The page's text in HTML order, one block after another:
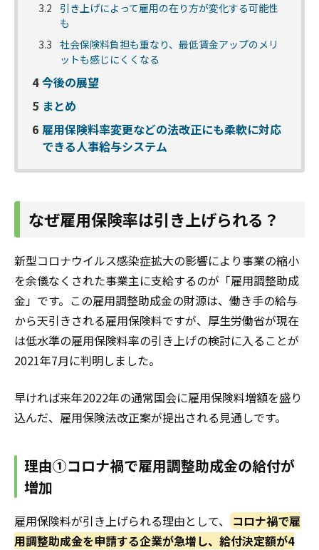
3.2
引き上げによって雇用の在り方が変化する可能性
も
3.3 社会保険料負担も重なり、最低賃金アップのメリ
ットも感じにくくなる
4 今後の展望
5 まとめ
6 雇用保険料率変更などの法改正にも柔軟に対応
できる人事給与システム
なぜ雇用保険率は引き上げられる？
新型コロナウイルス感染症拡大の影響により事業の縮小
を余儀なくされた事業主に支給するのが「雇用調整助成
金」です。この雇用調整助成金の財源は、働き手の給与
から天引きされる雇用保険料ですが、厚生労働省が現在
は低水準の雇用保険料率の引き上げの検討に入ることが
2021年7月に判明しました。
早ければ来年2022年の通常国会に雇用保険料増額を盛り
込んだ、雇用保険法改正案が提出される見通しです。
理由①コロナ禍で雇用調整助成金の給付が
増加
雇用保険料が引き上げられる理由として、
コロナ禍で雇
用調整助成金を申請する企業が急増し、給付決定額が4